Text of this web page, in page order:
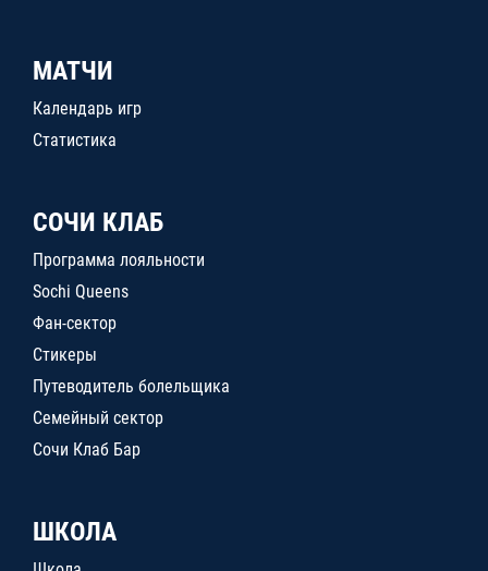
МАТЧИ
Календарь игр
Статистика
СОЧИ КЛАБ
Программа лояльности
Sochi Queens
Фан-сектор
Стикеры
Путеводитель болельщика
Семейный сектор
Сочи Клаб Бар
ШКОЛА